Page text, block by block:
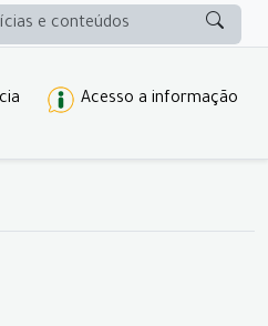
Acesso a informação